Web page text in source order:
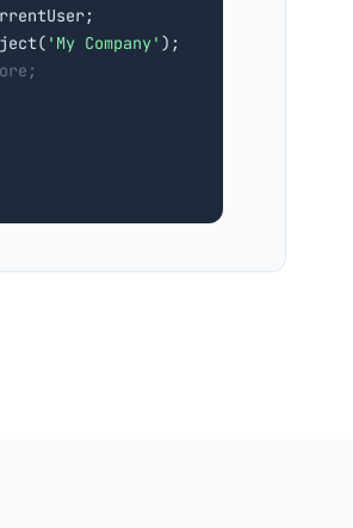
'My Company' );